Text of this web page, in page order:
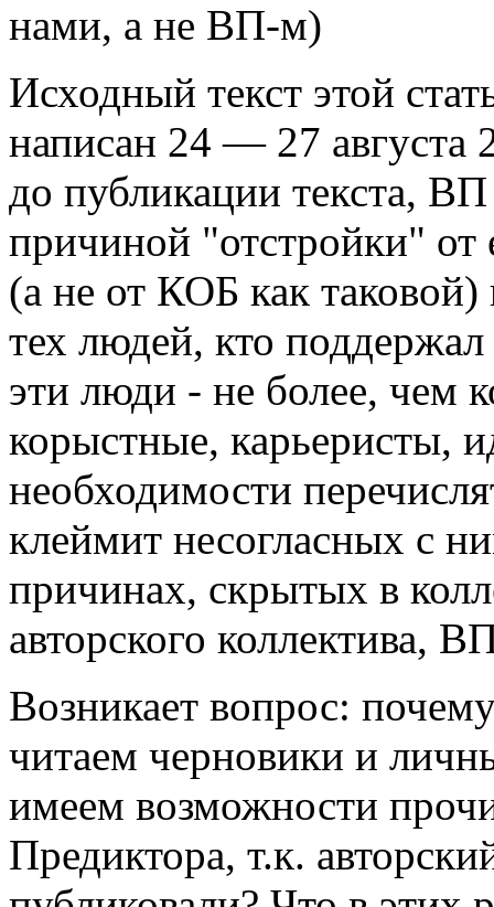
нами, а не ВП-м)
Исходный текст этой
написан 24 — 27 августа
до публикации текста,
причиной "отстройки" от
(а не от КОБ как
тех людей, кто
эти люди - не более, чем
корыстные, карьеристы,
необходимости
клеймит несогласных с
причинах, скрытых в
авторского коллектива,
Возникает вопрос:
читаем черновики и
имеем возможности
Предиктора, т.к.